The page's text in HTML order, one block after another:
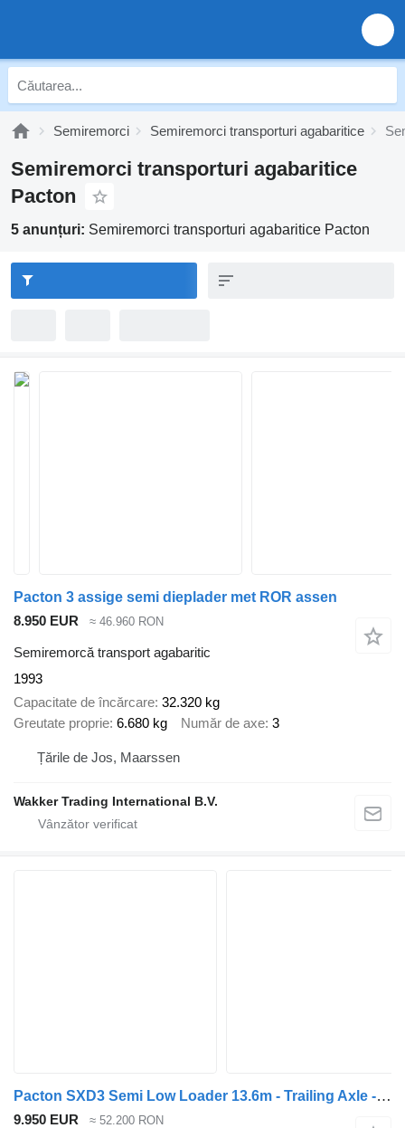
Semiremorci Semiremorci transporturi agabaritice
Semiremorci transporturi agabaritice
Pacton
5 anunțuri: Semiremorci transporturi agabaritice Pacton
Pacton 3 assige semi dieplader met ROR assen
8.950 EUR
≈ 46.960 RON
Semiremorcă transport agabaritic
1993
Capacitate de încărcare 32.320 kg
Greutate proprie 6.680 kg Număr de axe 3
Țările de Jos, Maarssen
Wakker Trading International B.V.
Pacton SXD3 Semi Low Loader 13.6m - Trailing Axle - Electric Support Le
9.950 EUR ≈ 52.200 RON